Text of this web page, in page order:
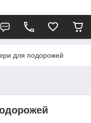
для подорожей